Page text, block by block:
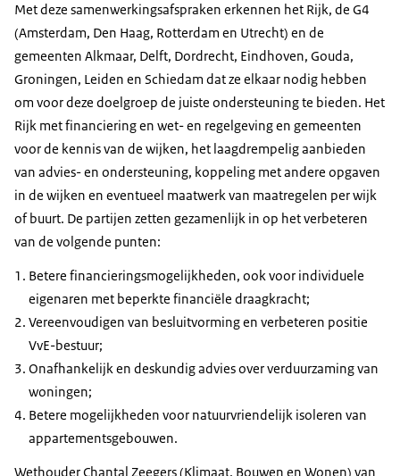
Met deze samenwerkingsafspraken erkennen het Rijk, de G4
(Amsterdam, Den Haag, Rotterdam en Utrecht) en de
gemeenten Alkmaar, Delft, Dordrecht, Eindhoven, Gouda,
Groningen, Leiden en Schiedam dat ze elkaar nodig hebben
om voor deze doelgroep de juiste ondersteuning te bieden. Het
Rijk met financiering en wet- en regelgeving en gemeenten
voor de kennis van de wijken, het laagdrempelig aanbieden
van advies- en ondersteuning, koppeling met andere opgaven
in de wijken en eventueel maatwerk van maatregelen per wijk
of buurt. De partijen zetten gezamenlijk in op het verbeteren
van de volgende punten:
Betere financieringsmogelijkheden, ook voor individuele
eigenaren met beperkte financiële draagkracht;
Vereenvoudigen van besluitvorming en verbeteren positie
VvE-bestuur;
Onafhankelijk en deskundig advies over verduurzaming van
woningen;
Betere mogelijkheden voor natuurvriendelijk isoleren van
appartementsgebouwen.
Wethouder Chantal Zeegers (Klimaat, Bouwen en Wonen) van